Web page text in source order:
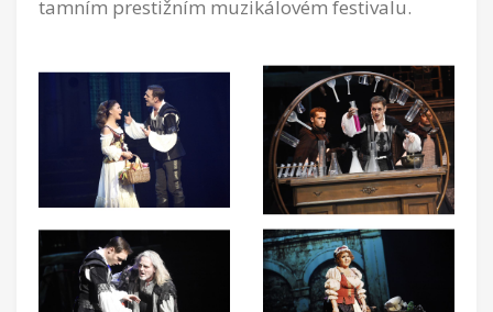
tamním prestižním muzikálovém festivalu.